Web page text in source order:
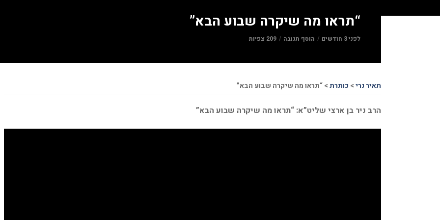
ט
“תראו מה שיקרה שבוע הבא”
לפני 3 חודשים הוסף תגובה 209 צפיות
תאיר נרי> כותרת>“תראו מה שיקרה שבוע הבא”
הרב ניר בן ארצי שליט”א: “תראו מה שיקרה שבוע הבא”